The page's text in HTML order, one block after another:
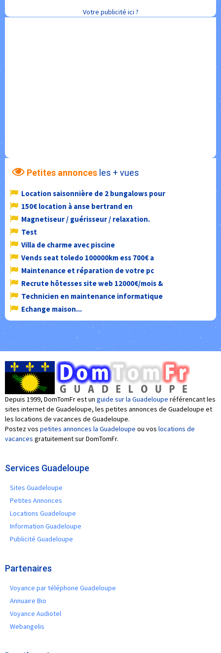
Votre publicité ici ?
Petites annonces les + vues
Location saisonnière de 2 bungalows pour
150€ location à anse bertrand en
Magnetiseur / guérisseur / relaxation.
Test
Villa de charme avec piscine
Vends seat toledo 100000km ess 700€ a
Maintenance et réparation de votre pc
Recrute hôtesses site web 12000€/mois &
Technicien en maintenance informatique
Echange maison...
Depuis 1999, DomTomFr est un guide sur la Guadeloupe référencant les
sites internet de Guadeloupe, les petites annonces de Guadeloupe et
les locations de vacances de Guadeloupe.
Postez vos petites annonces la Guadeloupe ou vos locations de
vacances gratuitement sur DomTomFr.
Services Guadeloupe
Sites Guadeloupe
Petites Annonces
Locations Guadeloupe
Information Guadeloupe
Publicité Guadeloupe
Partenaires
Voyance par téléphone Guadeloupe
Annuaire Bio
Voyance Audiotel
Webangelis